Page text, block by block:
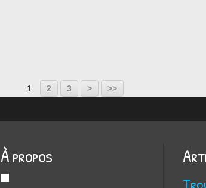
1 2 3 > >>
À propos